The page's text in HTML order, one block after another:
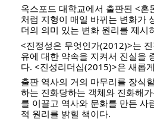
옥스포드 대학교에서 출판된 <
처럼 지형이 매일 바뀌는 변화가
더의 의미 있는 변화 원리를 제시
<진정성은 무엇인가(2012)>는
유에 대한 약속을 지켜서 진실을
다. <진성리더십(2015)>은 새롭
출판 역사의 거의 마무리를 장식
하는 진화당하는 객체와 진화해
를 이끌고 역사와 문화를 만든 사
적 원리를 밝힐 책이다.